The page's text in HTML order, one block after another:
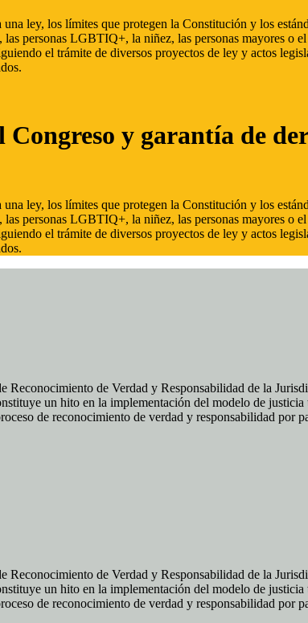
ley, los límites que protegen la Constitución y los
personas LGBTIQ+, la niñez, las personas mayores o
el trámite de diversos proyectos de ley y actos
y garantía de
ley, los límites que protegen la Constitución y los
personas LGBTIQ+, la niñez, las personas mayores o
el trámite de diversos proyectos de ley y actos
Reconocimiento de Verdad y Responsabilidad de la
un hito en la implementación del modelo de
de reconocimiento de verdad y responsabilidad por
Reconocimiento de Verdad y Responsabilidad de la
un hito en la implementación del modelo de
de reconocimiento de verdad y responsabilidad por